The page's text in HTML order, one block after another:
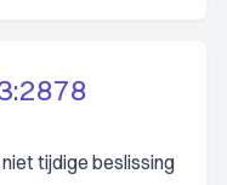
tijdige beslissing